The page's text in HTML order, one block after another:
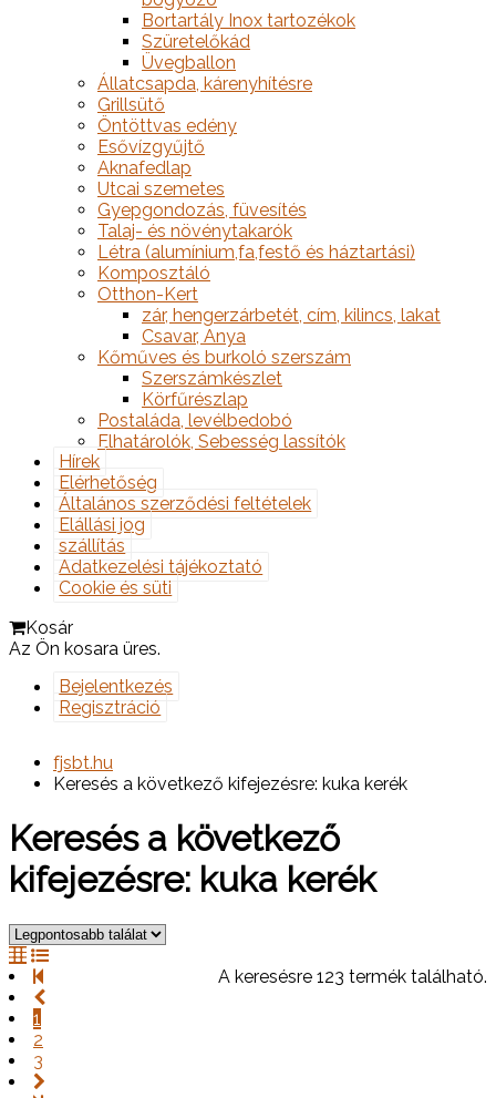
Bortartály Inox tartozékok
Szüretelőkád
Üvegballon
Állatcsapda, kárenyhítésre
Grillsütő
Öntöttvas edény
Esővízgyűjtő
Aknafedlap
Utcai szemetes
Gyepgondozás, füvesítés
Talaj- és növénytakarók
Létra (alumínium,fa,festő és háztartási)
Komposztáló
Otthon-Kert
zár, hengerzárbetét, cím, kilincs, lakat
Csavar, Anya
Kőműves és burkoló szerszám
Szerszámkészlet
Körfűrészlap
Postaláda, levélbedobó
Elhatárolók, Sebesség lassítók
Hírek
Elérhetőség
Általános szerződési feltételek
Elállási jog
szállítás
Adatkezelési tájékoztató
Cookie és süti
Kosár
Az Ön kosara üres.
Bejelentkezés
Regisztráció
fjsbt.hu
Keresés a következő kifejezésre: kuka kerék
Keresés a következő
kifejezésre: kuka kerék
A keresésre 123 termék található.
1
2
3